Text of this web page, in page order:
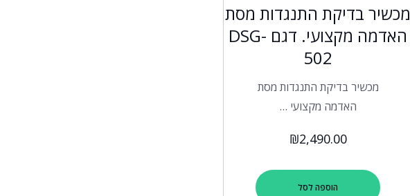
מכשיר בדיקת התנגדות מסת
האדמה מקצועי. דגם DSG-
502
מכשיר בדיקת התנגדות מסת
האדמה מקצועי …
₪2,490.00
הוספה לסל